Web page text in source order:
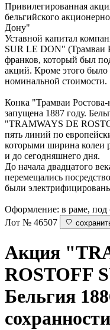
Привилегированная
бельгийского
Дону"
Уставной капитал
SUR LE DON" (Трамваи
франков, который был
акций. Кроме этого
номинальной стоимости.
Конка "Трамваи
запущена 1887 году.
"TRAMWAYS DE
пять линий по
которыми ширина колеи
и до сегодняшнего дня.
До начала двадцатого
перемещались
были
Оформление: в раме, под
Лот № 46507
Акция
ROSTOFF
Бельгия
сохранности